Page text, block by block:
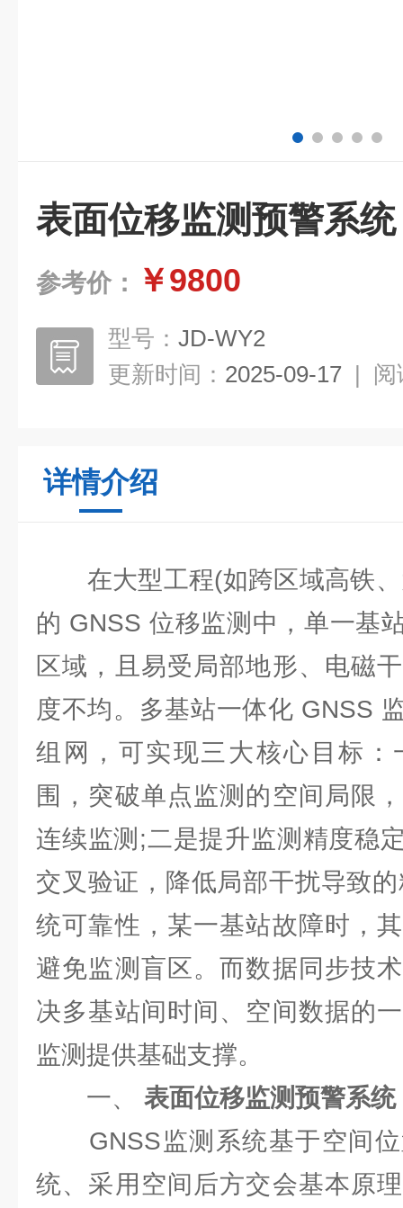
表面位移监测预警系统
参考价： ￥9800
型号： JD-WY2
更新时间： 2025-09-17 | 阅
详情介绍
在大型工程(如跨区域高铁、
的 GNSS 位移监测中，单一基
区域，且易受局部地形、电磁
度不均。多基站一体化 GNSS
组网，可实现三大核心目标：
围，突破单点监测的空间局限
连续监测;二是提升监测精度稳
交叉验证，降低局部干扰导致
统可靠性，某一基站故障时，
避免监测盲区。而数据同步技
决多基站间时间、空间数据的
监测提供基础支撑。
一、
表面位移监测预警系统
GNSS监测系统基于空间位
统、采用空间后方交会基本原